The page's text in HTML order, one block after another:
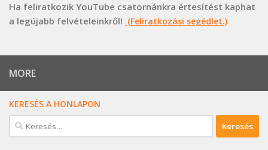
Ha feliratkozik YouTube csatornánkra értesítést kaphat
a legújabb felvételeinkről! (Feliratkozási segédlet.)
MORE
KERESÉS A HONLAPON
Keresés: